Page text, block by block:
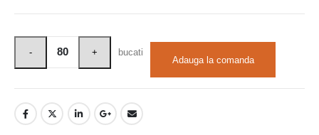
bucati
Adauga la comanda